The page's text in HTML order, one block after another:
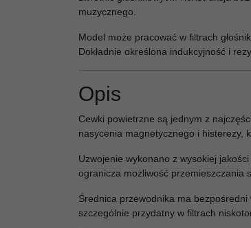
muzycznego.
Model może pracować w filtrach
Dokładnie określona indukcyjność i
Opis
Cewki powietrzne są jednym z
nasycenia magnetycznego i histerezy,
Uzwojenie wykonano z wysokiej
ogranicza możliwość przemieszczania
Średnica przewodnika ma bezpośredni
szczególnie przydatny w filtrach